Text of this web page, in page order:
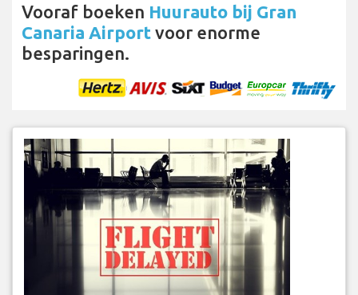
Vooraf boeken Huurauto bij Gran
Canaria Airport voor enorme
besparingen.